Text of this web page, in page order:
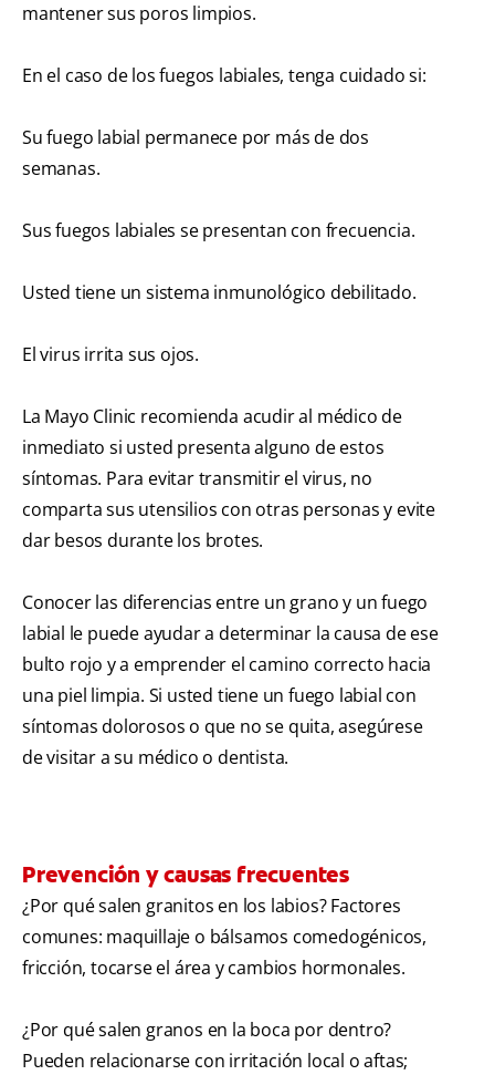
mantener sus poros limpios.
En el caso de los fuegos labiales, tenga cuidado si:
Su fuego labial permanece por más de dos
semanas.
Sus fuegos labiales se presentan con frecuencia.
Usted tiene un sistema inmunológico debilitado.
El virus irrita sus ojos.
La Mayo Clinic recomienda acudir al médico de
inmediato si usted presenta alguno de estos
síntomas. Para evitar transmitir el virus, no
comparta sus utensilios con otras personas y evite
dar besos durante los brotes.
Conocer las diferencias entre un grano y un fuego
labial le puede ayudar a determinar la causa de ese
bulto rojo y a emprender el camino correcto hacia
una piel limpia. Si usted tiene un fuego labial con
síntomas dolorosos o que no se quita, asegúrese
de visitar a su médico o dentista.
Prevención y causas frecuentes
¿Por qué salen granitos en los labios? Factores
comunes: maquillaje o bálsamos comedogénicos,
fricción, tocarse el área y cambios hormonales.
¿Por qué salen granos en la boca por dentro?
Pueden relacionarse con irritación local o aftas;